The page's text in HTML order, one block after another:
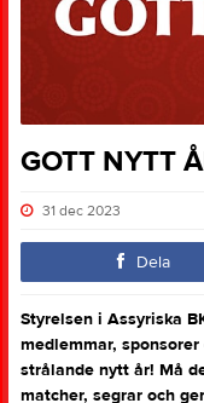
GOTT NYTT
31 dec 2023
Dela
Styrelsen i Assyriska
medlemmar,
strålande nytt år! Må
matcher, segrar och